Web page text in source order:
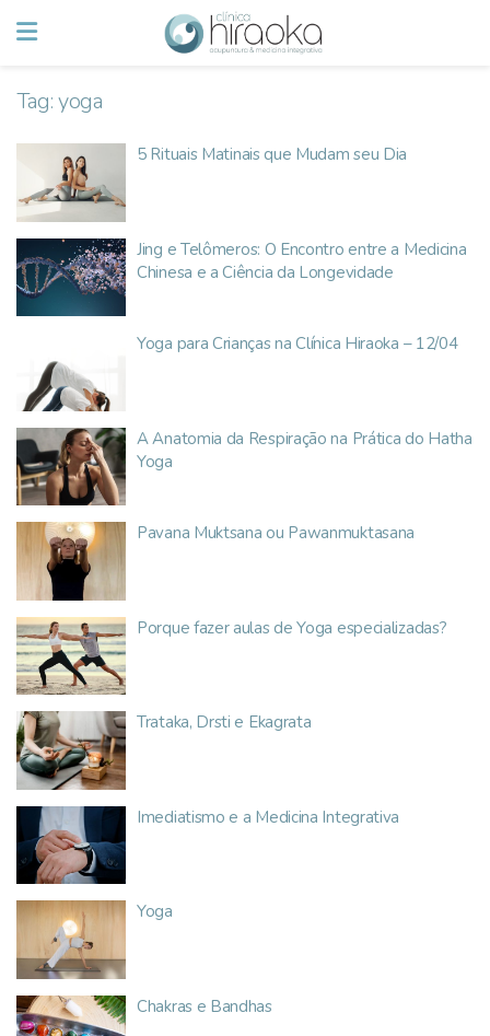
Tag:yoga
5 Rituais Matinais que Mudam seu Dia
Jing e Telômeros: O Encontro entre a Medicina
Chinesa e a Ciência da Longevidade
Yoga para Crianças na Clínica Hiraoka – 12/04
A Anatomia da Respiração na Prática do Hatha
Yoga
Pavana Muktsana ou Pawanmuktasana
Porque fazer aulas de Yoga especializadas?
Trataka, Drsti e Ekagrata
Imediatismo e a Medicina Integrativa
Yoga
Chakras e Bandhas